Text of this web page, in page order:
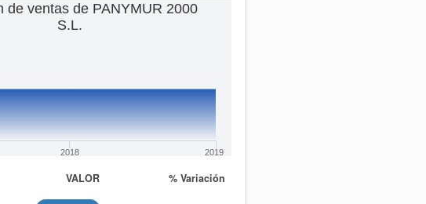
de ventas de PANYMUR 2000
S.L.
2018 2019
VALOR % Variación